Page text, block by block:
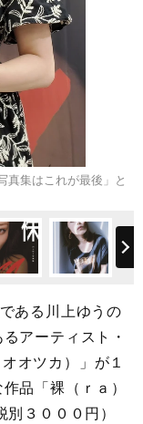
真集はこれが最後」と
ある川上ゆうの
アーティスト・
オツカ）」が１
品「裸（ｒａ）
３０００円）